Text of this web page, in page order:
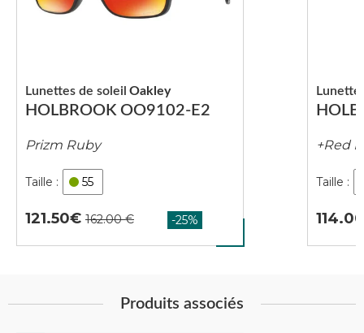
HOLBROOK OO9102-E2
Lunettes de soleil Oakley
Prizm Ruby
55
121.50
+Red
Produits associés